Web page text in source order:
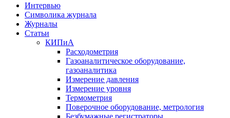
Интервью
Символика журнала
Журналы
Статьи
КИПиА
Расходометрия
Газоаналитическое оборудование,
газоаналитика
Измерение давления
Измерение уровня
Термометрия
Поверочное оборудование, метрология
Безбумажные регистраторы